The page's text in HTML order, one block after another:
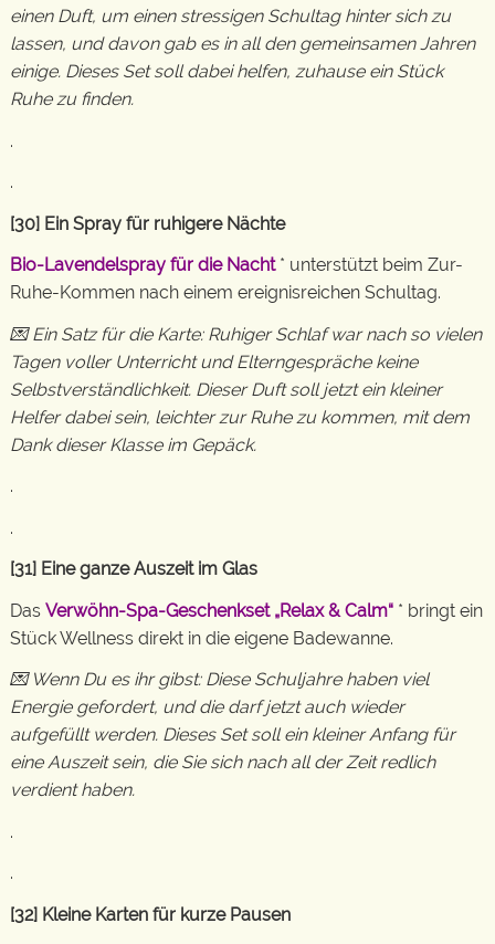
einen Duft, um einen stressigen Schultag hinter sich zu
lassen, und davon gab es in all den gemeinsamen Jahren
einige. Dieses Set soll dabei helfen, zuhause ein Stück
Ruhe zu finden.
.
.
[30] Ein Spray für ruhigere Nächte
Bio-Lavendelspray für die Nacht * unterstützt beim Zur-
Ruhe-Kommen nach einem ereignisreichen Schultag.
💌 Ein Satz für die Karte: Ruhiger Schlaf war nach so vielen
Tagen voller Unterricht und Elterngespräche keine
Selbstverständlichkeit. Dieser Duft soll jetzt ein kleiner
Helfer dabei sein, leichter zur Ruhe zu kommen, mit dem
Dank dieser Klasse im Gepäck.
.
.
[31] Eine ganze Auszeit im Glas
Das Verwöhn-Spa-Geschenkset „Relax & Calm“ * bringt ein
Stück Wellness direkt in die eigene Badewanne.
💌 Wenn Du es ihr gibst: Diese Schuljahre haben viel
Energie gefordert, und die darf jetzt auch wieder
aufgefüllt werden. Dieses Set soll ein kleiner Anfang für
eine Auszeit sein, die Sie sich nach all der Zeit redlich
verdient haben.
.
.
[32] Kleine Karten für kurze Pausen